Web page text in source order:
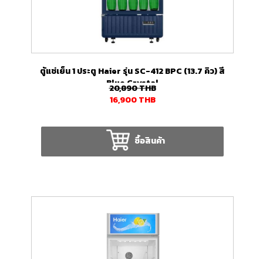
ตู้แช่เย็น 1 ประตู Haier รุ่น SC-412 BPC (13.7 คิว) สี
Blue Crystal
20,890THB
16,900THB
ซื้อสินค้า